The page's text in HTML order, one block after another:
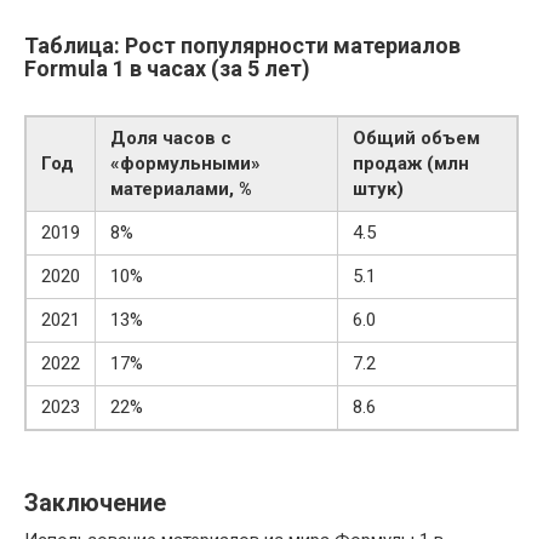
Таблица: Рост популярности материалов
Formula 1 в часах (за 5 лет)
Год
Доля часов с
«формульными»
материалами, %
Общий объем
продаж (млн
штук)
2019
8%
4.5
2020
10%
5.1
2021
13%
6.0
2022
17%
7.2
2023
22% 8.6
Заключение